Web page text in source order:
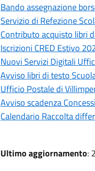
Bando assegnazione
Servizio di Refezione
Contributo acquisto libri
Iscrizioni CRED Estivo
Nuovi Servizi Digitali
Avviso libri di testo
Ufficio Postale di
Avviso scadenza
Calendario Raccolta
Ultimo aggiornamento: